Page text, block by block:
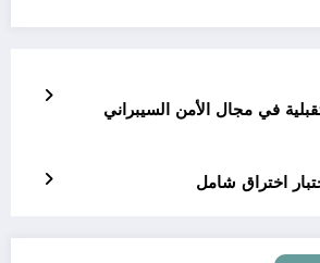
في مجال الأمن السيبراني
اختراق شامل